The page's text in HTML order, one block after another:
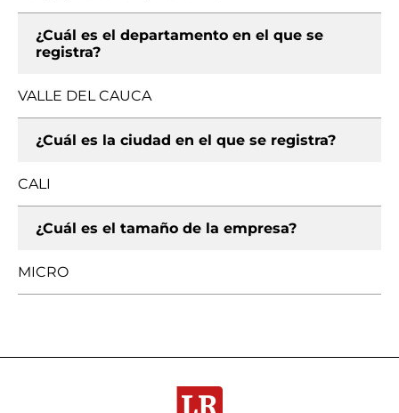
¿Cuál es el departamento en el que se
registra?
VALLE DEL CAUCA
¿Cuál es la ciudad en el que se registra?
CALI
¿Cuál es el tamaño de la empresa?
MICRO